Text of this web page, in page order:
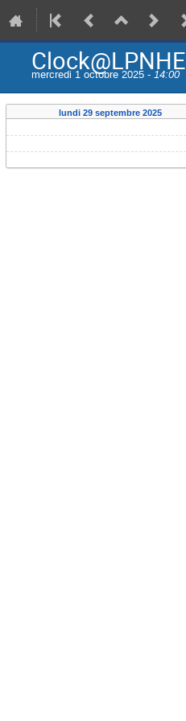
Clock@LPNHE
mercredi 1 octobre 2025 - 14:00
lundi 29 septembre 2025